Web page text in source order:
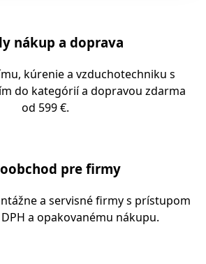
nákup a doprava
kúrenie a vzduchotechniku s
do kategórií a dopravou zdarma
od 599 €.
pre firmy
a servisné firmy s prístupom
a opakovanému nákupu.